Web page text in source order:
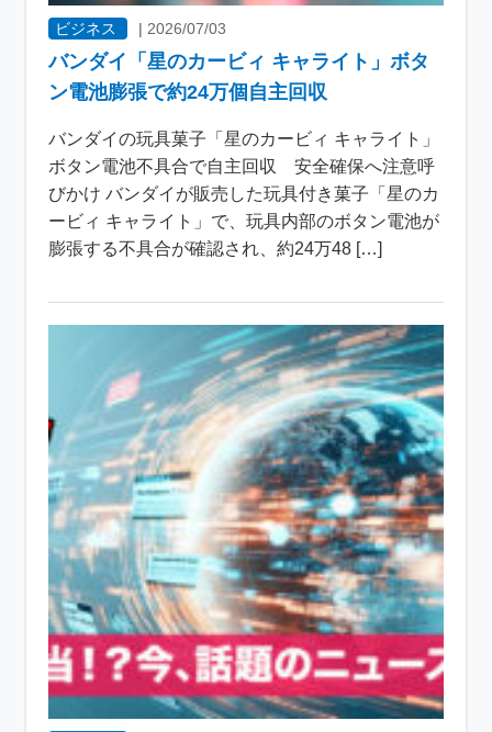
ビジネス | 2026/07/03
バンダイ「星のカービィ キャライト」ボタ
ン電池膨張で約24万個自主回収
バンダイの玩具菓子「星のカービィ キャライト」
ボタン電池不具合で自主回収 安全確保へ注意呼
びかけ バンダイが販売した玩具付き菓子「星のカ
ービィ キャライト」で、玩具内部のボタン電池が
膨張する不具合が確認され、約24万48 […]